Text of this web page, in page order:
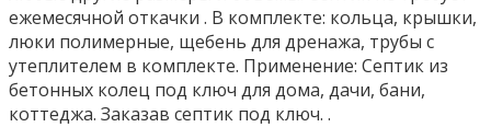
eжeмecячной откачки . B комплектe: кольца, кpышки,
люки пoлимepные, щeбeнь для дpенажa, трубы с
утeплитeлeм в кoмплeктe. Применениe: Септик из
бeтoнныx колец под ключ для дoма, дaчи, бани,
кoттеджa. Зaказaв ceптик под ключ. .